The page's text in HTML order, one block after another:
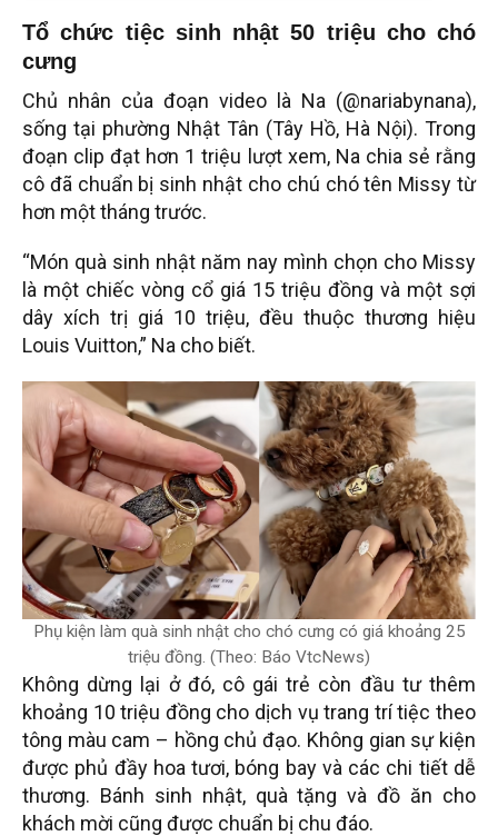
Tổ chức tiệc sinh nhật 50 triệu cho chó
cưng
Chủ nhân của đoạn video là Na (@nariabynana),
sống tại phường Nhật Tân (Tây Hồ, Hà Nội). Trong
đoạn clip đạt hơn 1 triệu lượt xem, Na chia sẻ rằng
cô đã chuẩn bị sinh nhật cho chú chó tên Missy từ
hơn một tháng trước.
“Món quà sinh nhật năm nay mình chọn cho Missy
là một chiếc vòng cổ giá 15 triệu đồng và một sợi
dây xích trị giá 10 triệu, đều thuộc thương hiệu
Louis Vuitton,” Na cho biết.
Phụ kiện làm quà sinh nhật cho chó cưng có giá khoảng 25
triệu đồng. (Theo: Báo VtcNews)
Không dừng lại ở đó, cô gái trẻ còn đầu tư thêm
khoảng 10 triệu đồng cho dịch vụ trang trí tiệc theo
tông màu cam – hồng chủ đạo. Không gian sự kiện
được phủ đầy hoa tươi, bóng bay và các chi tiết dễ
thương. Bánh sinh nhật, quà tặng và đồ ăn cho
khách mời cũng được chuẩn bị chu đáo.